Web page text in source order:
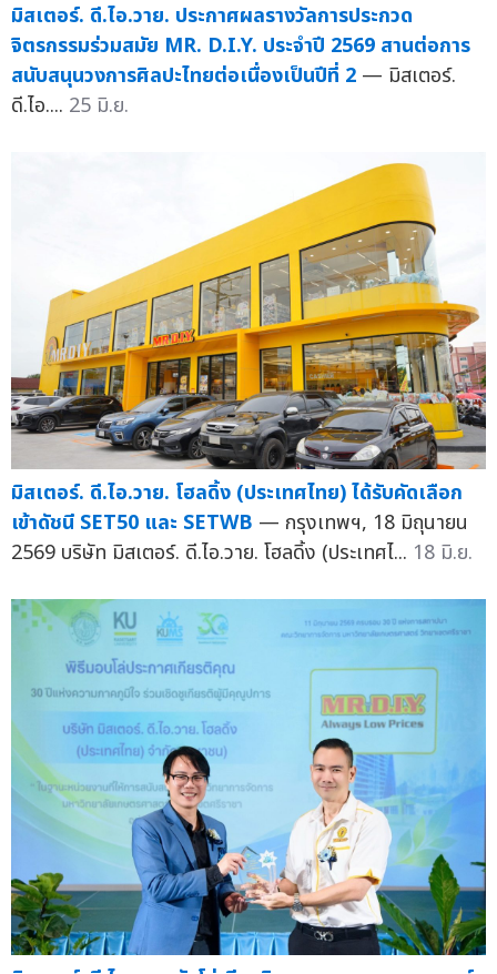
มิสเตอร์. ดี.ไอ.วาย. ประกาศผลรางวัลการประกวด
จิตรกรรมร่วมสมัย MR. D.I.Y. ประจำปี 2569 สานต่อการ
สนับสนุนวงการศิลปะไทยต่อเนื่องเป็นปีที่ 2 — มิสเตอร์.
ดี.ไอ.... 25 มิ.ย.
มิสเตอร์. ดี.ไอ.วาย. โฮลดิ้ง (ประเทศไทย) ได้รับคัดเลือก
เข้าดัชนี SET50 และ SETWB — กรุงเทพฯ, 18 มิถุนายน
2569 บริษัท มิสเตอร์. ดี.ไอ.วาย. โฮลดิ้ง (ประเทศไ... 18 มิ.ย.